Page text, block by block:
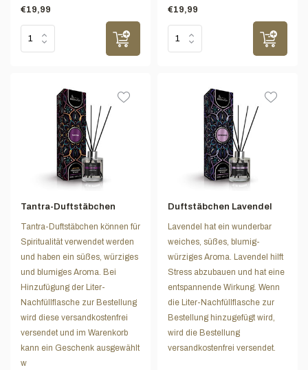
€19,99
€19,99
Tantra-Duftstäbchen
Tantra-Duftstäbchen können für
Spiritualität verwendet werden
und haben ein süßes, würziges
und blumiges Aroma. Bei
Hinzufügung der Liter-
Nachfüllflasche zur Bestellung
wird diese versandkostenfrei
versendet und im Warenkorb
kann ein Geschenk ausgewählt
w
Duftstäbchen Lavendel
Lavendel hat ein wunderbar
weiches, süßes, blumig-
würziges Aroma. Lavendel hilft
Stress abzubauen und hat eine
entspannende Wirkung. Wenn
die Liter-Nachfüllflasche zur
Bestellung hinzugefügt wird,
wird die Bestellung
versandkostenfrei versendet.